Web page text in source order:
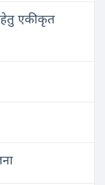
हेतु एकीकृत